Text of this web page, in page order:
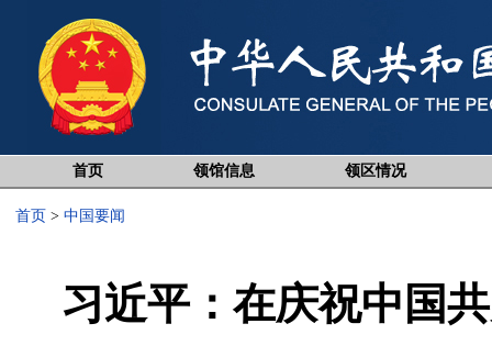
首页 领馆信息 领区情况
首页 > 中国要闻
习近平：在庆祝中国